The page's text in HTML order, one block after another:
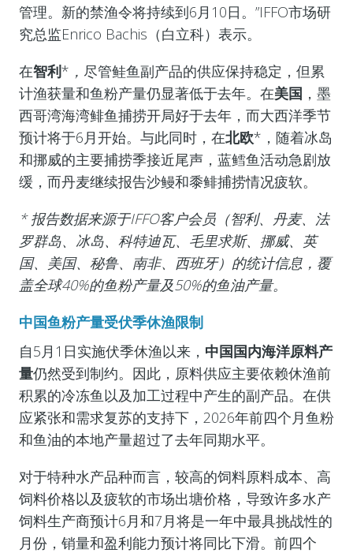
管理。新的禁渔令将持续到6月10日。”IFFO市场研
究总监Enrico Bachis（白立科）表示。
在智利* ， 尽管鲑鱼副产品的供应保持稳定，但累
计渔获量和鱼粉产量仍显著低于去年。在美国 ，墨
西哥湾海湾鲱鱼捕捞开局好于去年，而大西洋季节
预计将于6月开始。与此同时，在北欧*，随着冰岛
和挪威的主要捕捞季接近尾声，蓝鳕鱼活动急剧放
缓，而丹麦继续报告沙鳗和黍鲱捕捞情况疲软。
*报告数据来源于IFFO客户会员（智利、丹麦、法
罗群岛、冰岛、科特迪瓦、毛里求斯、挪威、英
国、美国、秘鲁、南非、西班牙）的统计信息，覆
盖全球40%的鱼粉产量及50%的鱼油产量。
中国鱼粉产量受伏季休渔限制
自5月1日实施伏季休渔以来， 中国国内海洋原料产
量仍然受到制约。因此，原料供应主要依赖休渔前
积累的冷冻鱼以及加工过程中产生的副产品。在供
应紧张和需求复苏的支持下，2026年前四个月鱼粉
和鱼油的本地产量超过了去年同期水平。
对于特种水产品种而言，较高的饲料原料成本、高
饲料价格以及疲软的市场出塘价格，导致许多水产
饲料生产商预计6月和7月将是一年中最具挑战性的
月份，销量和盈利能力预计将同比下滑。前四个